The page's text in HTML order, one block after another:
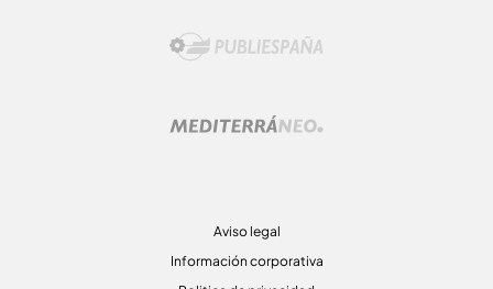
Aviso legal
Información corporativa